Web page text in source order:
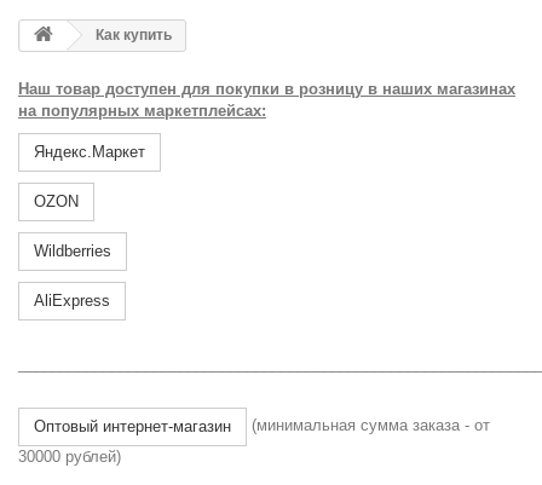
Как купить
Наш товар доступен для покупки в розницу в наших магазинах
на популярных маркетплейсах:
Яндекс.Маркет
OZON
Wildberries
AliExpress
Оптовый интернет-магазин
(минимальная сумма заказа - от
30000 рублей)